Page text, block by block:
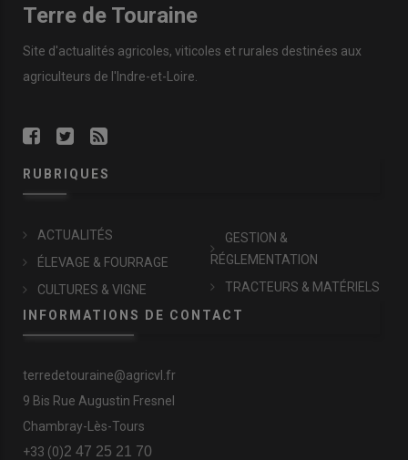
Terre de Touraine
Site d'actualités agricoles, viticoles et rurales destinées aux
agriculteurs de l'Indre-et-Loire.
RUBRIQUES
ACTUALITÉS
ÉLEVAGE & FOURRAGE
CULTURES & VIGNE
GESTION &
RÉGLEMENTATION
TRACTEURS & MATÉRIELS
INFORMATIONS DE CONTACT
terredetouraine@agricvl.fr
9 Bis Rue Augustin Fresnel
Chambray-Lès-Tours
+33 (0)2 47 25 21 70